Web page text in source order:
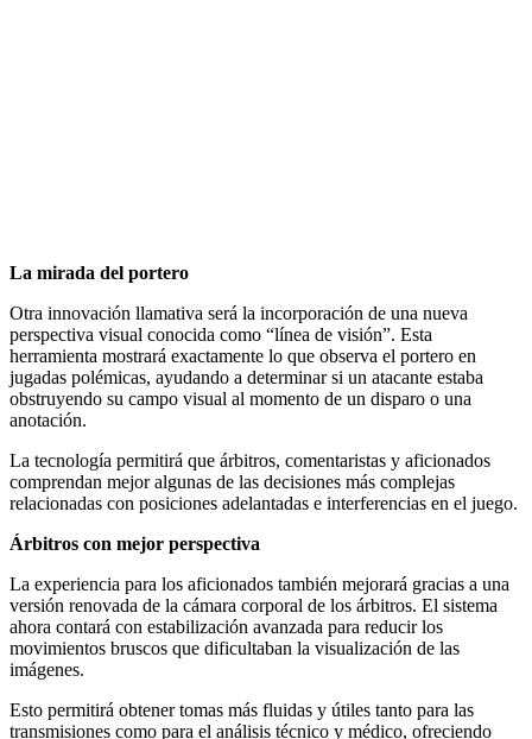
La mirada del portero
Otra innovación llamativa será la incorporación de una nueva
perspectiva visual conocida como “línea de visión”. Esta
herramienta mostrará exactamente lo que observa el portero en
jugadas polémicas, ayudando a determinar si un atacante estaba
obstruyendo su campo visual al momento de un disparo o una
anotación.
La tecnología permitirá que árbitros, comentaristas y aficionados
comprendan mejor algunas de las decisiones más complejas
relacionadas con posiciones adelantadas e interferencias en el juego.
Árbitros con mejor perspectiva
La experiencia para los aficionados también mejorará gracias a una
versión renovada de la cámara corporal de los árbitros. El sistema
ahora contará con estabilización avanzada para reducir los
movimientos bruscos que dificultaban la visualización de las
imágenes.
Esto permitirá obtener tomas más fluidas y útiles tanto para las
transmisiones como para el análisis técnico y médico, ofreciendo